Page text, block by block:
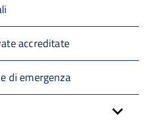
accreditate
di emergenza